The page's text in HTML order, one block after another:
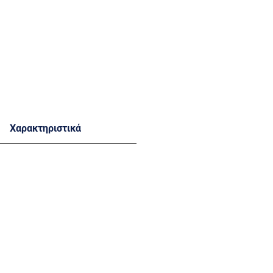
Χαρακτηριστικά